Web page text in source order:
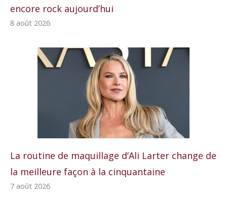
encore rock aujourd’hui
8 août 2026
La routine de maquillage d’Ali Larter change de
la meilleure façon à la cinquantaine
7 août 2026